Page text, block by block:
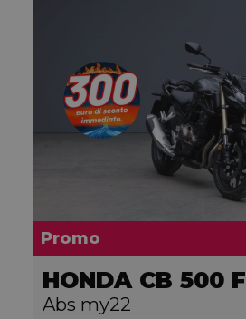
Promo
HONDA CB 500 F
Abs my22